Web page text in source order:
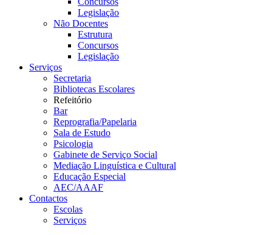
Legislação
Não Docentes
Estrutura
Concursos
Legislação
Serviços
Secretaria
Bibliotecas Escolares
Refeitório
Bar
Reprografia/Papelaria
Sala de Estudo
Psicologia
Gabinete de Serviço Social
Mediação Linguística e Cultural
Educação Especial
AEC/AAAF
Contactos
Escolas
Serviços